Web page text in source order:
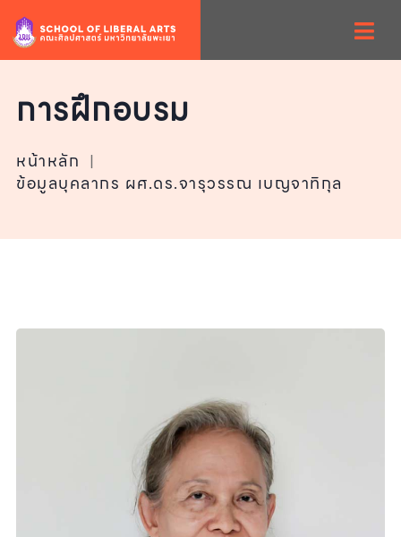
การฝึกอบรม
หน้าหลัก |
ข้อมูลบุคลากร ผศ.ดร.จารุวรรณ เบญจาทิกุล